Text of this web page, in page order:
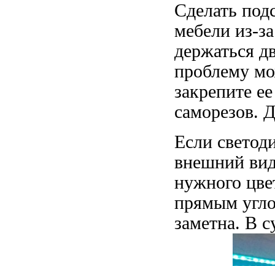
Сделать
мебели из-
держаться
проблему
закрепите
саморезов.
Если
внешний
нужного
прямым
заметна. В